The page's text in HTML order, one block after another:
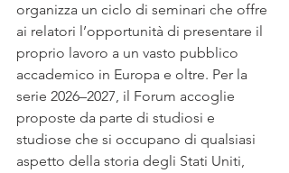
organizza un ciclo di seminari che offre
ai relatori l’opportunità di presentare il
proprio lavoro a un vasto pubblico
accademico in Europa e oltre. Per la
serie 2026–2027, il Forum accoglie
proposte da parte di studiosi e
studiose che si occupano di qualsiasi
aspetto della storia degli Stati Uniti,